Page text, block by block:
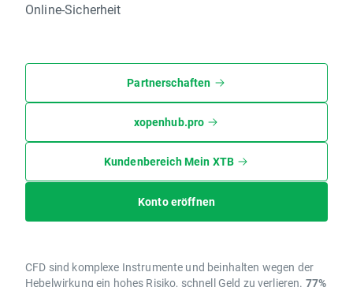
Online-Sicherheit
Partnerschaften
xopenhub.pro
Kundenbereich Mein XTB
Konto eröffnen
CFD sind komplexe Instrumente und beinhalten wegen der
Hebelwirkung ein hohes Risiko, schnell Geld zu verlieren. 77%